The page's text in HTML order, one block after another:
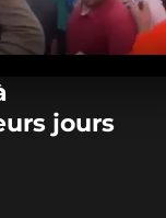
jours